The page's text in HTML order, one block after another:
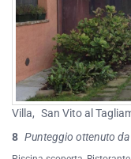
Villa, San Vito al
8 Punteggio ottenuto